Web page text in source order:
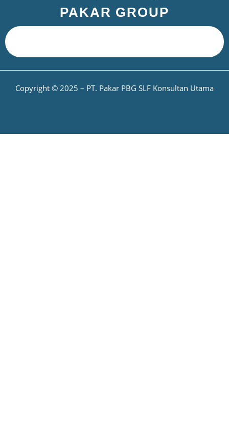
PAKAR GROUP
Copyright © 2025 – PT. Pakar PBG SLF Konsultan Utama